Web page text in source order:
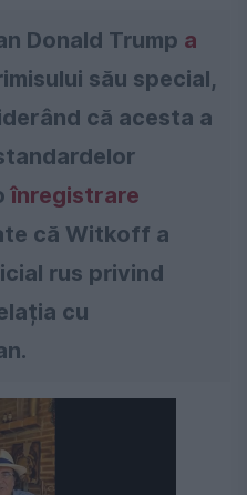
Donald Trump a
său special,
că acesta a
înregistrare
că Witkoff a
rus privind
cu